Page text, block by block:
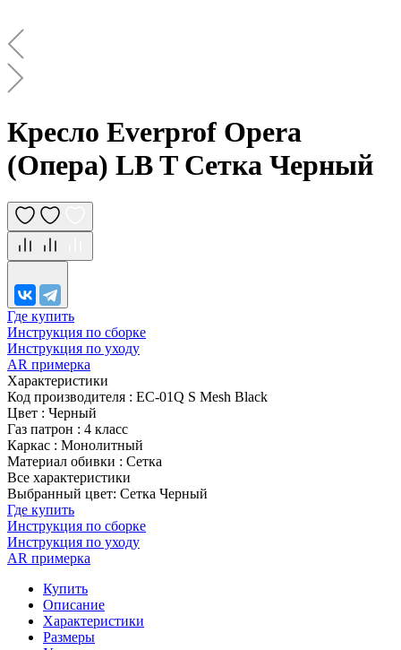
Кресло Everprof Opera
(Опера) LB T Сетка Черный
Где купить
Инструкция по сборке
Инструкция по уходу
AR примерка
Характеристики
Код производителя : EC-01Q S Mesh Black
Цвет : Черный
Газ патрон : 4 класс
Каркас : Монолитный
Материал обивки : Сетка
Все характеристики
Выбранный цвет: Сетка Черный
Где купить
Инструкция по сборке
Инструкция по уходу
AR примерка
Купить
Описание
Характеристики
Размеры